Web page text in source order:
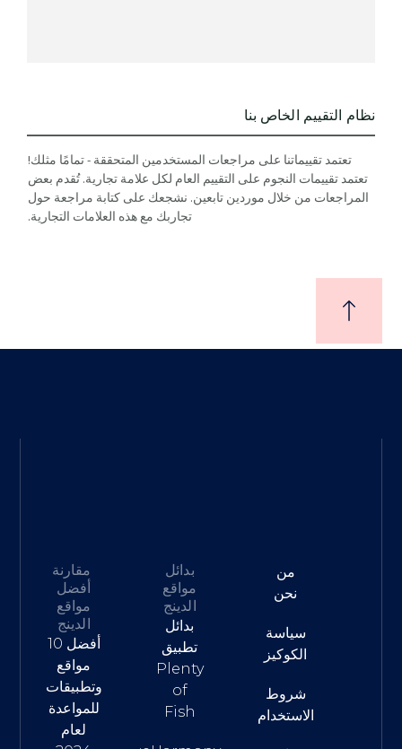
نظام التقييم الخاص بنا
تعتمد تقييماتنا على مراجعات المستخدمين المتحققة - تمامًا مثلك!
تعتمد تقييمات النجوم على التقييم العام لكل علامة تجارية. تُقدم بعض
المراجعات من خلال موردين تابعين. نشجعك على كتابة مراجعة حول
تجاربك مع هذه العلامات التجارية.
من
نحن
سياسة
الكوكيز
شروط
الاستخدام
بدائل
مواقع
الدينج
بدائل
تطبيق
Plenty
of
Fish
مقارنة
أفضل
مواقع
الدينج
أفضل 10
مواقع
وتطبيقات
للمواعدة
لعام